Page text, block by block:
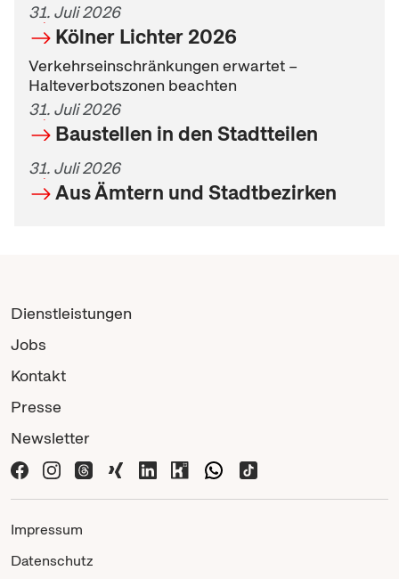
31. Juli 2026
Kölner Lichter 2026
Verkehrseinschränkungen erwartet –
Halteverbotszonen beachten
31. Juli 2026
Baustellen in den Stadtteilen
31. Juli 2026
Aus Ämtern und Stadtbezirken
Dienstleistungen
Jobs
Kontakt
Presse
Newsletter
Impressum
Datenschutz